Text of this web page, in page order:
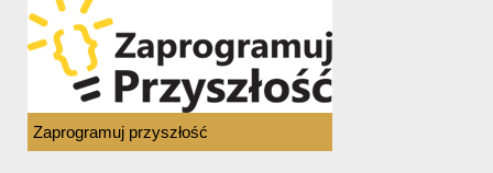
Zaprogramuj przyszłość